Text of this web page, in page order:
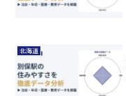
北海道